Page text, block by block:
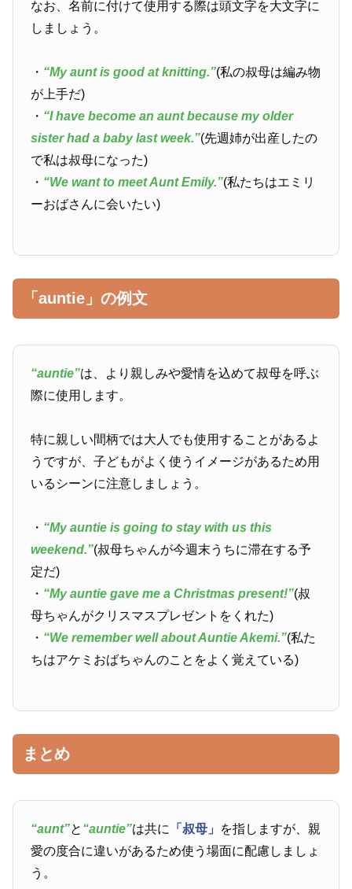
なお、名前に付けて使用する際は頭文字を大文字に
しましょう。
・ “My aunt is good at knitting.”(私の叔母は編み物
が上手だ)
・ “I have become an aunt because my older
sister had a baby last week.”(先週姉が出産したの
で私は叔母になった)
・ “We want to meet Aunt Emily.”(私たちはエミリ
ーおばさんに会いたい)
「auntie」の例文
“auntie”は、より親しみや愛情を込めて叔母を呼ぶ
際に使用します。
特に親しい間柄では大人でも使用することがあるよ
うですが、子どもがよく使うイメージがあるため用
いるシーンに注意しましょう。
・ “My auntie is going to stay with us this
weekend.”(叔母ちゃんが今週末うちに滞在する予
定だ)
・ “My auntie gave me a Christmas present!”(叔
母ちゃんがクリスマスプレゼントをくれた)
・ “We remember well about Auntie Akemi.”(私た
ちはアケミおばちゃんのことをよく覚えている)
まとめ
“aunt”と “auntie”は共に 「叔母」 を指しますが、親
愛の度合に違いがあるため使う場面に配慮しましょ
う。